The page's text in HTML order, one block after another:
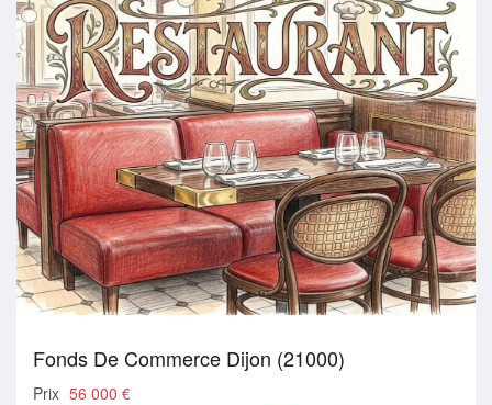
Fonds De Commerce Dijon (21000)
Prix 56 000 €